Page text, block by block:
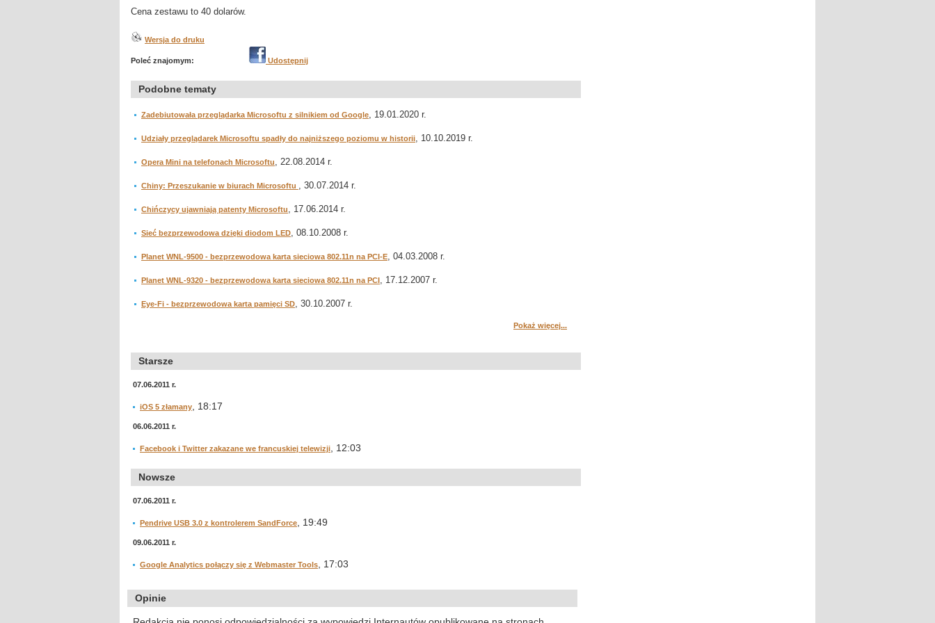
Cena zestawu to 40 dolarów.
Wersja do druku
Poleć znajomym: Udostępnij
Podobne tematy
Zadebiutowała przeglądarka Microsoftu z silnikiem od Google, 19.01.2020 r.
Udziały przeglądarek Microsoftu spadły do najniższego poziomu w historii, 10.10.2019 r.
Opera Mini na telefonach Microsoftu, 22.08.2014 r.
Chiny: Przeszukanie w biurach Microsoftu , 30.07.2014 r.
Chińczycy ujawniają patenty Microsoftu, 17.06.2014 r.
Sieć bezprzewodowa dzięki diodom LED, 08.10.2008 r.
Planet WNL-9500 - bezprzewodowa karta sieciowa 802.11n na PCI-E, 04.03.2008 r.
Planet WNL-9320 - bezprzewodowa karta sieciowa 802.11n na PCI, 17.12.2007 r.
Eye-Fi - bezprzewodowa karta pamięci SD, 30.10.2007 r.
Pokaż więcej...
Starsze
07.06.2011 r.
iOS 5 złamany , 18:17
06.06.2011 r.
Facebook i Twitter zakazane we francuskiej telewizji , 12:03
Nowsze
07.06.2011 r.
Pendrive USB 3.0 z kontrolerem SandForce , 19:49
09.06.2011 r.
Google Analytics połączy się z Webmaster Tools , 17:03
Opinie